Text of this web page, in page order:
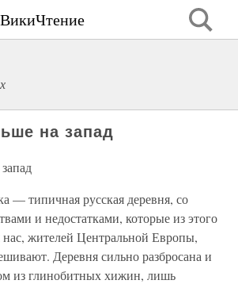
ВикиЧтение
на запад
— типичная русская деревня, со
и недостатками, которые из этого
жителей Центральной Европы,
Деревня сильно разбросана и
из глинобитных хижин, лишь